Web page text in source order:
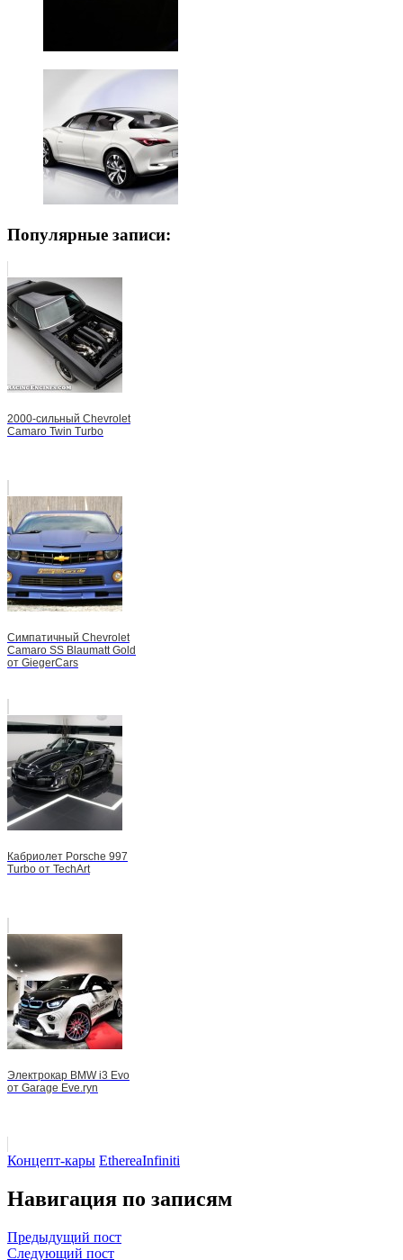
Популярные записи:
2000-сильный Chevrolet
Camaro Twin Turbo
Симпатичный Chevrolet
Camaro SS Blaumatt Gold
от GiegerCars
Кабриолет Porsche 997
Turbo от TechArt
Электрокар BMW i3 Evo
от Garage Eve.ryn
Концепт-кары EthereaInfiniti
Навигация по записям
Предыдущий пост
Следующий пост